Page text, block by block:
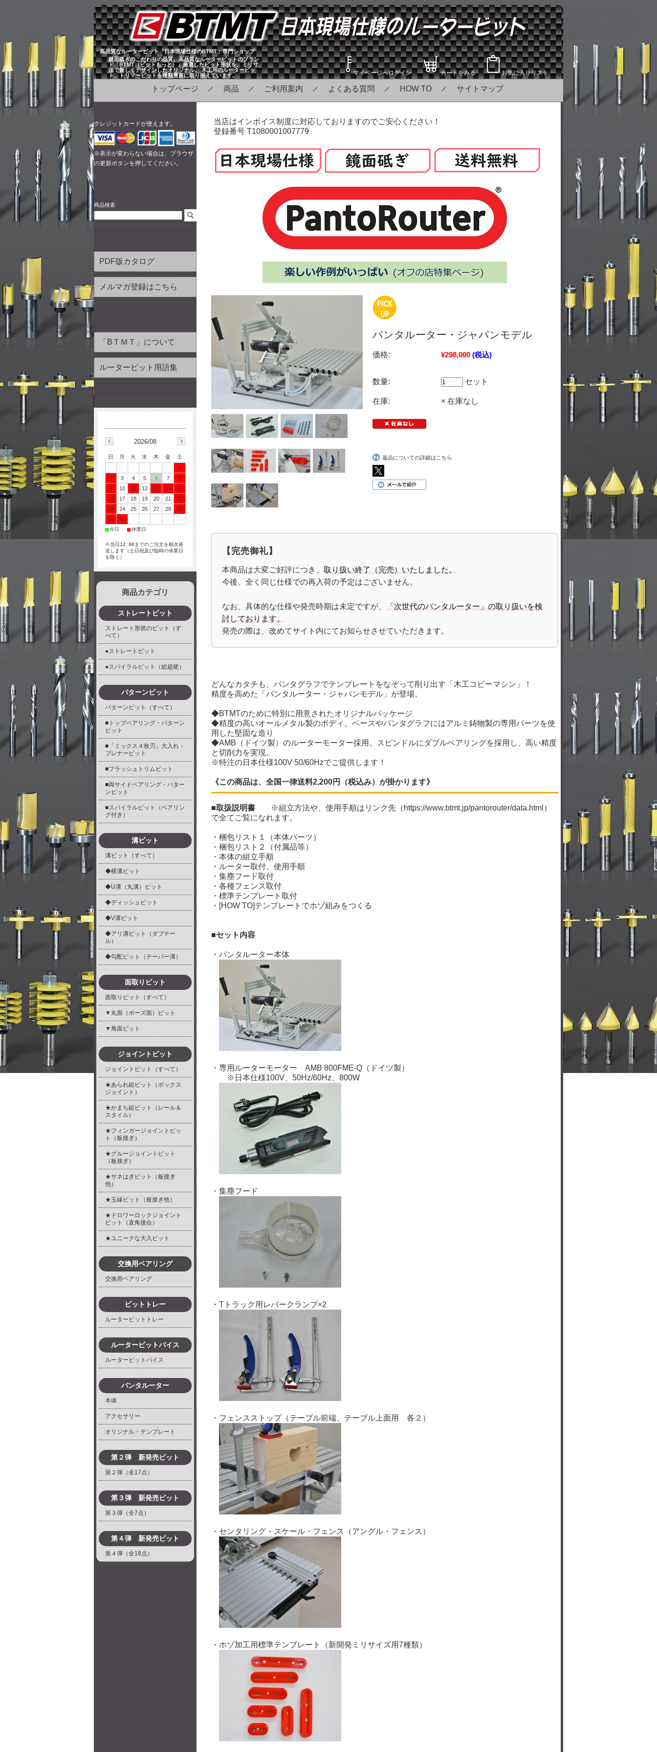
高品質なルータービット「日本現場仕様のBTMT」専門ショップ
鏡面砥ぎのこだわりの品質。高品質なルータービットのブラン
ド「BTMT（ビットもっと）」厳選したビット形状を、ミリ寸
法で新しくデザインしたオリジナル。 木工用のルータービッ
ト、トリマービットを種類豊富に取り揃えています。
マイページへログイン カートをみる お気に入りリスト
トップページ 商品 ご利用案内 よくある質問 HOW TO サイトマップ
当店はインボイス制度に対応しておりますのでご安心ください！
登録番号 T1080001007779
パンタルーター・ジャパンモデル
価格: ¥298,000 (税込)
数量: セット
在庫: × 在庫なし
返品についての詳細はこちら
【完売御礼】
本商品は大変ご好評につき、 取り扱い終了（完売）いたしました。
今後、全く同じ仕様での再入荷の予定はございません。
なお、具体的な仕様や発売時期は未定ですが、
「次世代のパンタルーター」の取り扱いを検
討しております。
発売の際は、改めてサイト内にてお知らせさせていただきます。
どんなカタチも、パンタグラフでテンプレートをなぞって削り出す「木工コピーマシン」！
精度を高めた「パンタルーター・ジャパンモデル」が登場。
◆BTMTのために特別に用意されたオリジナルパッケージ
◆精度の高いオールメタル製のボディ。ベースやパンタグラフにはアルミ鋳物製の専用パーツを使
用した堅固な造り
◆AMB（ドイツ製）のルーターモーター採用。スピンドルにダブルベアリングを採用し、高い精度
と切削力を実現。
※特注の日本仕様100V 50/60Hzでご提供します！
《この商品は、全国一律送料2,200円（税込み）が掛かります》
■取扱説明書 ※組立方法や、使用手順はリンク先（ https://www.btmt.jp/pantorouter/data.html ）
で全てご覧になれます。
・ 梱包リスト１（本体パーツ）
・ 梱包リスト２（付属品等）
・ 本体の組立手順
・ ルーター取付、使用手順
・ 集塵フード取付
・ 各種フェンス取付
・ 標準テンプレート取付
・ [HOW TO]テンプレートでホゾ組みをつくる
■セット内容
・パンタルーター本体
・専用ルーターモーター AMB 800FME-Q（ドイツ製）
※日本仕様100V、50Hz/60Hz、800W
・集塵フード
・Tトラック用レバークランプ×2
・フェンスストップ（テーブル前端、テーブル上面用 各２）
・センタリング・スケール・フェンス（アングル・フェンス）
・ホゾ加工用標準テンプレート（新開発ミリサイズ用7種類）
クレジットカードが使えます。
※表示が変わらない場合は、ブラウザ
の更新ボタンを押してください。
商品検索
PDF版カタログ
メルマガ登録はこちら
「BＴＭＴ」について
ルータービット用語集
2026/08
日 月 火 水 木 金
土
1
2
3 4 5 6 7
8
9
10 11 12 13 14
15
16
17 18 19 20 21
22
23
24 25 26 27 28
29
30
31
■今日 ■休業日
※当日12:00までのご注文を順次発
送します（土日祝及び臨時の休業日
を除く）
商品カテゴリ
ストレートビット
ストレート形状のビット（す
べて）
●ストレートビット
●スパイラルビット（総超硬）
パターンビット
パターンビット（すべて）
■トップベアリング・パターン
ビット
■「ミックス４枚刃」大入れ・
プレナービット
■フラッシュトリムビット
■両サイドベアリング・パター
ンビット
■スパイラルビット（ベアリン
グ付き）
溝ビット
溝ビット（すべて）
◆横溝ビット
◆U溝（丸溝）ビット
◆ディッシュビット
◆V溝ビット
◆アリ溝ビット（ダブテー
ル）
◆勾配ビット（テーパー溝）
面取りビット
面取りビット（すべて）
▼丸面（ボーズ面）ビット
▼角面ビット
ジョイントビット
ジョイントビット（すべて）
★あられ組ビット（ボックス
ジョイント）
★かまち組ビット（レール＆
スタイル）
★フィンガージョイントビッ
ト（板接ぎ）
★グルージョイントビット
（板接ぎ）
★サネはぎビット（板接ぎ
他）
★玉縁ビット（板接ぎ他）
★ドロワーロックジョイント
ビット（直角接合）
★ユニークな大入ビット
交換用ベアリング
交換用ベアリング
ビットトレー
ルータービットトレー
ルータービットバイス
ルータービットバイス
パンタルーター
本体
アクセサリー
オリジナル・テンプレート
第２弾 新発売ビット
第２弾（全17点）
第３弾 新発売ビット
第３弾（全7点）
第４弾 新発売ビット
第４弾（全18点）